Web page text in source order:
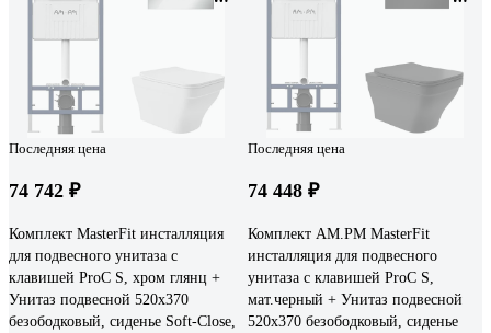
Последняя цена
74 742 ₽
Комплект MasterFit инсталляция
для подвесного унитаза с
клавишей ProC S, хром глянц +
Унитаз подвесной 520х370
безободковый, сиденье Soft-Close,
Последняя цена
74 448 ₽
Комплект AM.PM MasterFit
инсталляция для подвесного
унитаза с клавишей ProC S,
мат.черный + Унитаз подвесной
520х370 безободковый, сиденье